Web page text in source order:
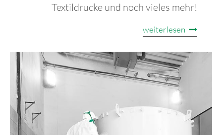
Textildrucke und noch vieles mehr!
weiterlesen